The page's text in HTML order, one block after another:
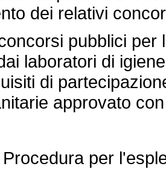
dei relativi
pubblici per
laboratori di
di
approvato
Procedura per